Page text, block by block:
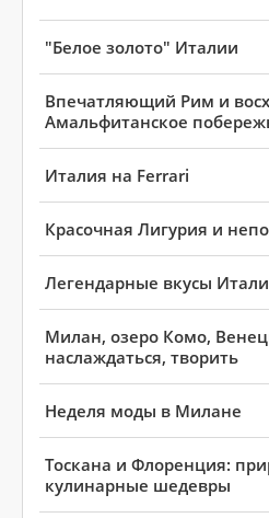
"Белое золото" Италии
Впечатляющий Рим и
Амальфитанское
Италия на Ferrari
Красочная Лигурия и
Легендарные вкусы
Милан, озеро Комо,
наслаждаться, творить
Неделя моды в Милане
Тоскана и Флоренция:
кулинарные шедевры